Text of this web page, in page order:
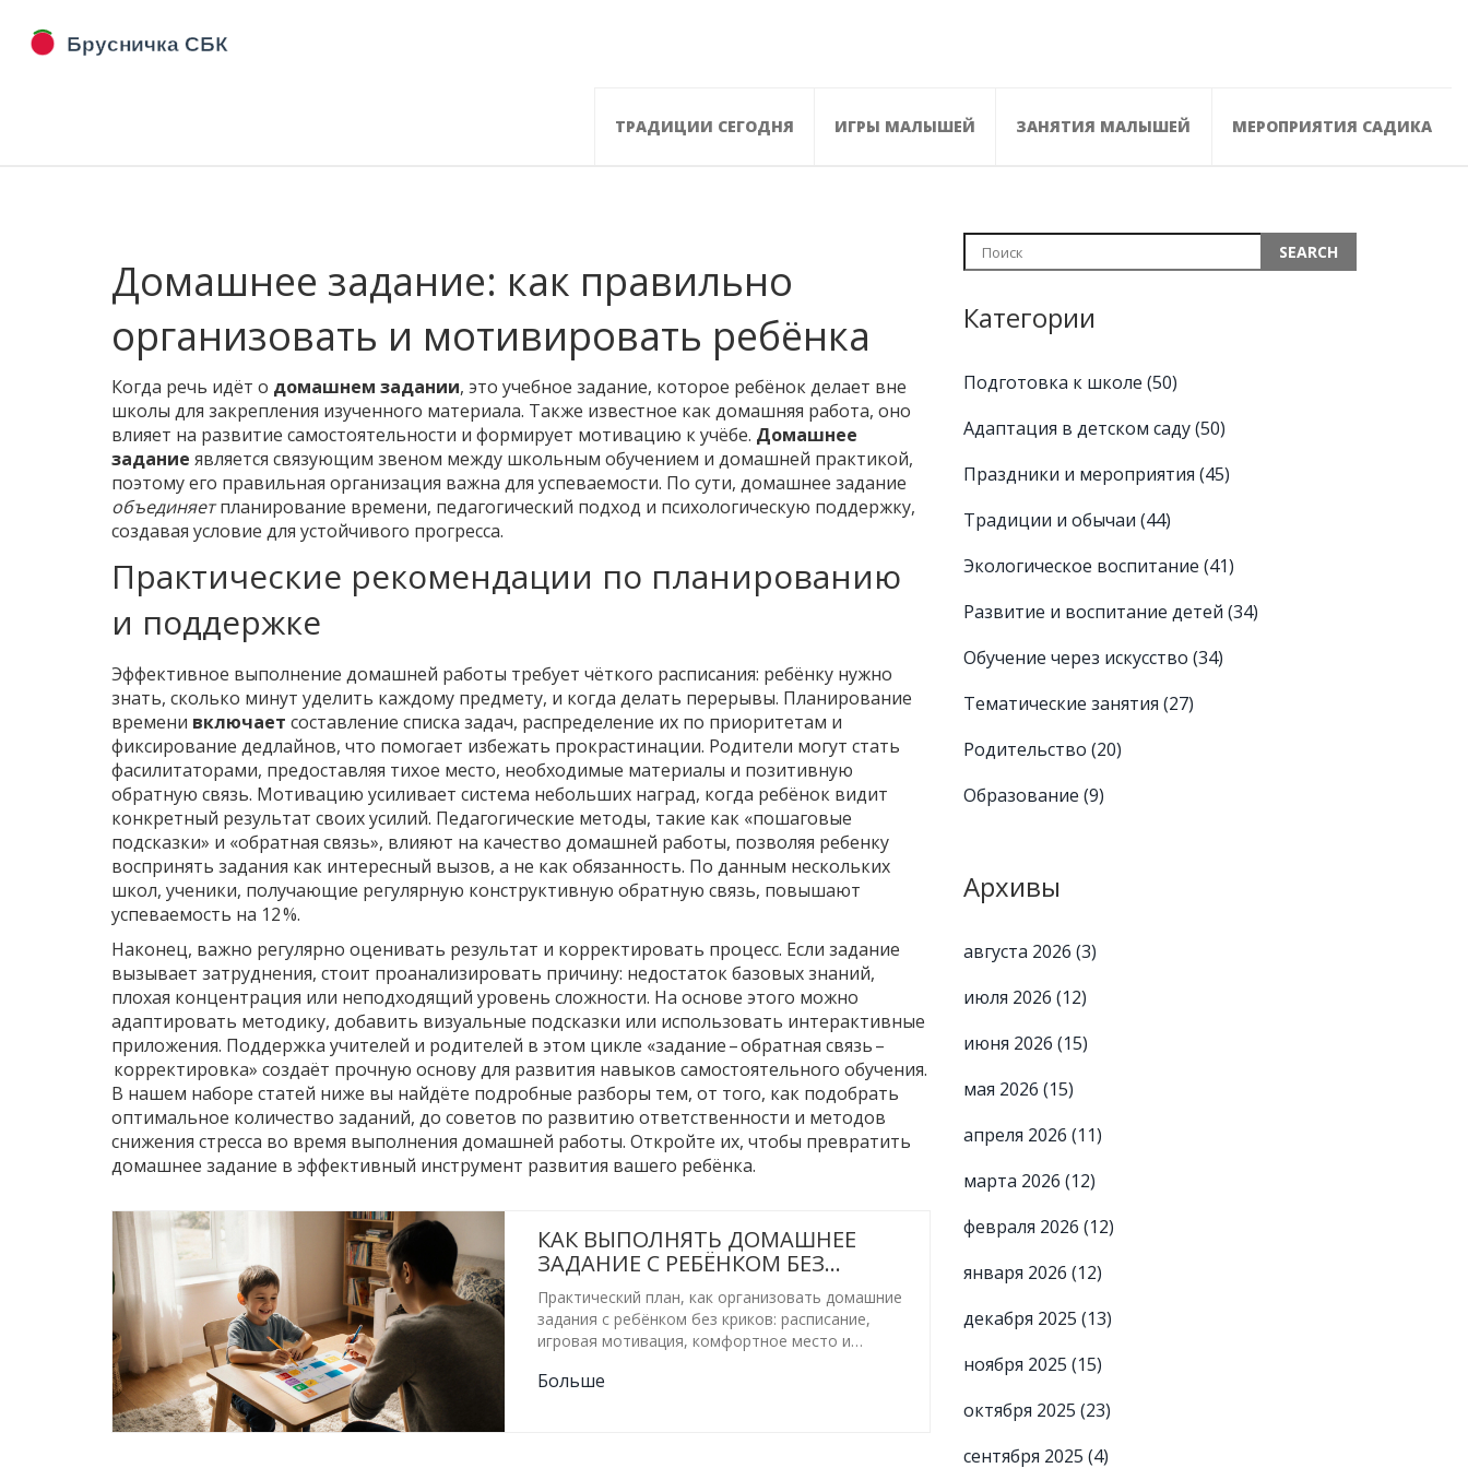
ТРАДИЦИИ СЕГОДНЯ ИГРЫ МАЛЫШЕЙ ЗАНЯТИЯ МАЛЫШЕЙ МЕРОПРИЯТИЯ САДИКА
Домашнее задание: как правильно
организовать и мотивировать ребёнка
Когда речь идёт о домашнем задании, это учебное задание, которое ребёнок делает вне
школы для закрепления изученного материала. Также известное какдомашняя работа, оно
влияет на развитие самостоятельности и формирует мотивацию к учёбе. Домашнее
задание является связующим звеном между школьным обучением и домашней практикой,
поэтому его правильная организация важна для успеваемости. По сути, домашнее задание
объединяетпланирование времени, педагогический подход и психологическую поддержку,
создавая условие для устойчивого прогресса.
Практические рекомендации по планированию
и поддержке
Эффективное выполнение домашней работы требует чёткого расписания: ребёнку нужно
знать, сколько минут уделить каждому предмету, и когда делать перерывы. Планирование
времени включает составление списка задач, распределение их по приоритетам и
фиксирование дедлайнов, что помогает избежать прокрастинации. Родители могут стать
фасилитаторами, предоставляя тихое место, необходимые материалы и позитивную
обратную связь. Мотивацию усиливает система небольших наград, когда ребёнок видит
конкретный результат своих усилий. Педагогические методы, такие как «пошаговые
подсказки» и «обратная связь», влияют на качество домашней работы, позволяя ребенку
воспринять задания как интересный вызов, а не как обязанность. По данным нескольких
школ, ученики, получающие регулярную конструктивную обратную связь, повышают
успеваемость на 12 %.
Наконец, важно регулярно оценивать результат и корректировать процесс. Если задание
вызывает затруднения, стоит проанализировать причину: недостаток базовых знаний,
плохая концентрация или неподходящий уровень сложности. На основе этого можно
адаптировать методику, добавить визуальные подсказки или использовать интерактивные
приложения. Поддержка учителей и родителей в этом цикле «задание – обратная связь –
корректировка» создаёт прочную основу для развития навыков самостоятельного обучения.
В нашем наборе статей ниже вы найдёте подробные разборы тем, от того, как подобрать
оптимальное количество заданий, до советов по развитию ответственности и методов
снижения стресса во время выполнения домашней работы. Откройте их, чтобы превратить
домашнее задание в эффективный инструмент развития вашего ребёнка.
КАК ВЫПОЛНЯТЬ ДОМАШНЕЕ
ЗАДАНИЕ С РЕБЁНКОМ БЕЗ
НЕРВОВ: ПРАКТИЧЕСКИЕ СОВЕТЫ
Практический план, как организовать домашние
задания с ребёнком без криков: расписание,
игровая мотивация, комфортное место и
Больше
Категории
Подготовка к школе (50)
Адаптация в детском саду(50)
Праздники и мероприятия (45)
Традиции и обычаи (44)
Экологическое воспитание (41)
Развитие и воспитание детей (34)
Обучение через искусство (34)
Тематические занятия (27)
Родительство (20)
Образование (9)
Архивы
августа 2026 (3)
июля 2026 (12)
июня 2026 (15)
мая 2026 (15)
апреля 2026 (11)
марта 2026 (12)
февраля 2026 (12)
января 2026 (12)
декабря 2025 (13)
ноября 2025 (15)
октября 2025 (23)
сентября 2025 (4)